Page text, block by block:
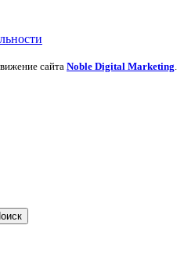
сайта Noble Digital Marketing